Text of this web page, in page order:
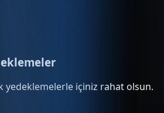
yedeklemelerle içiniz rahat olsun.